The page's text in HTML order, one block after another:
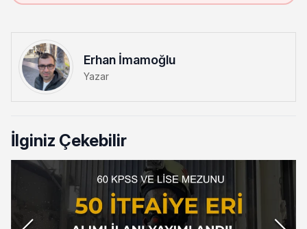
Erhan İmamoğlu
Yazar
İlginiz Çekebilir